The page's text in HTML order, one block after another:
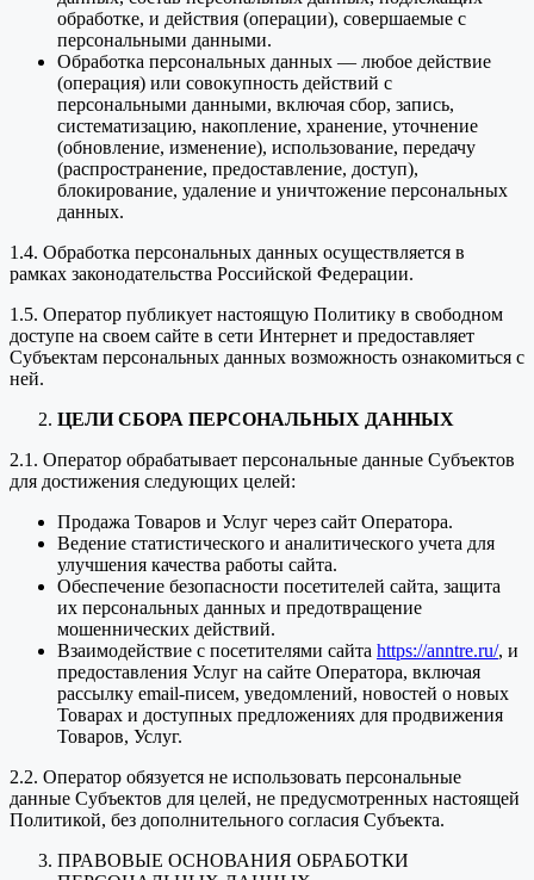
обработке, и действия (операции), совершаемые с
персональными данными.
Обработка персональных данных — любое действие
(операция) или совокупность действий с
персональными данными, включая сбор, запись,
систематизацию, накопление, хранение, уточнение
(обновление, изменение), использование, передачу
(распространение, предоставление, доступ),
блокирование, удаление и уничтожение персональных
данных.
1.4. Обработка персональных данных осуществляется в
рамках законодательства Российской Федерации.
1.5. Оператор публикует настоящую Политику в свободном
доступе на своем сайте в сети Интернет и предоставляет
Субъектам персональных данных возможность ознакомиться с
ней.
ЦЕЛИ СБОРА ПЕРСОНАЛЬНЫХ ДАННЫХ
2.1. Оператор обрабатывает персональные данные Субъектов
для достижения следующих целей:
Продажа Товаров и Услуг через сайт Оператора.
Ведение статистического и аналитического учета для
улучшения качества работы сайта.
Обеспечение безопасности посетителей сайта, защита
их персональных данных и предотвращение
мошеннических действий.
Взаимодействие с посетителями сайта https://anntre.ru/, и
предоставления Услуг на сайте Оператора, включая
рассылку email-писем, уведомлений, новостей о новых
Товарах и доступных предложениях для продвижения
Товаров, Услуг.
2.2. Оператор обязуется не использовать персональные
данные Субъектов для целей, не предусмотренных настоящей
Политикой, без дополнительного согласия Субъекта.
ПРАВОВЫЕ ОСНОВАНИЯ ОБРАБОТКИ